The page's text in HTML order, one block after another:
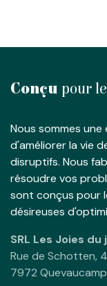
Conçu pour
Nous sommes
d'améliorer la vie
disruptifs. Nous
résoudre vos
sont conçus pour
désireuses
SRL Les Joies du
Rue de Schotten, 4
7972